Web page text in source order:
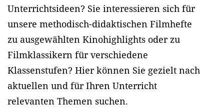
Unterrichtsideen? Sie interessieren sich für
unsere methodisch-didaktischen Filmhefte
zu ausgewählten Kinohighlights oder zu
Filmklassikern für verschiedene
Klassenstufen? Hier können Sie gezielt nach
aktuellen und für Ihren Unterricht
relevanten Themen suchen.